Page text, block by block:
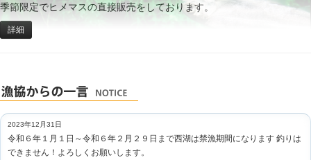
季節限定でヒメマスの直接販売をしております。
詳細
2023年12月31日
令和６年１月１日～令和６年２月２９日まで西湖は禁漁期間になります 釣りは
できません！よろしくお願いします。